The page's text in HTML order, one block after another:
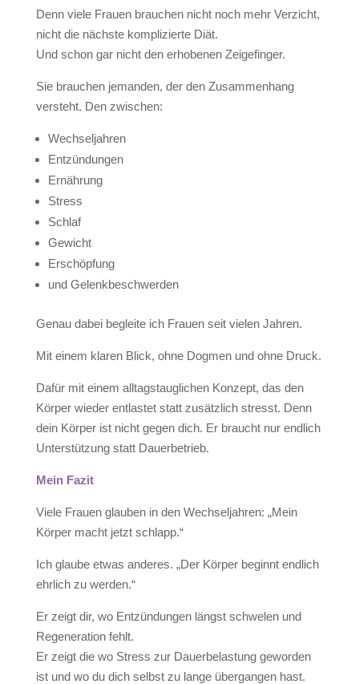
Denn viele Frauen brauchen nicht noch mehr Verzicht,
nicht die nächste komplizierte Diät.
Und schon gar nicht den erhobenen Zeigefinger.
Sie brauchen jemanden, der den Zusammenhang
versteht. Den zwischen:
Wechseljahren
Entzündungen
Ernährung
Stress
Schlaf
Gewicht
Erschöpfung
und Gelenkbeschwerden
Genau dabei begleite ich Frauen seit vielen Jahren.
Mit einem klaren Blick, ohne Dogmen und ohne Druck.
Dafür mit einem alltagstauglichen Konzept, das den
Körper wieder entlastet statt zusätzlich stresst. Denn
dein Körper ist nicht gegen dich. Er braucht nur endlich
Unterstützung statt Dauerbetrieb.
Mein Fazit
Viele Frauen glauben in den Wechseljahren: „Mein
Körper macht jetzt schlapp.“
Ich glaube etwas anderes. „Der Körper beginnt endlich
ehrlich zu werden.“
Er zeigt dir, wo Entzündungen längst schwelen und
Regeneration fehlt.
Er zeigt die wo Stress zur Dauerbelastung geworden
ist und wo du dich selbst zu lange übergangen hast.